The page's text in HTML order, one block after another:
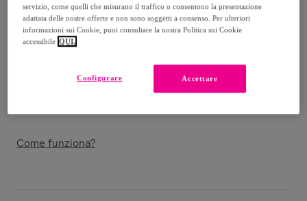
Consegna
Come funziona?
servizio, come quelli che misurano il traffico o consentono la presentazione
adattata delle nostre offerte e non sono soggetti a consenso. Per ulteriori
informazioni sui Cookie, puoi consultare la nostra Politica sui Cookie
accessibile QUI.
Accettare
Configurare